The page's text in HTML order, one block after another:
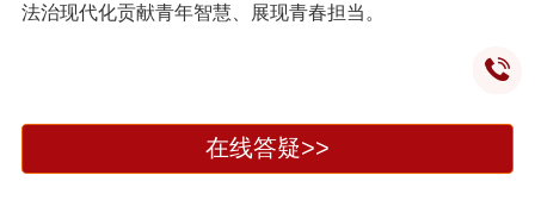
法治现代化贡献青年智慧、展现青春担当。
在线答疑>>